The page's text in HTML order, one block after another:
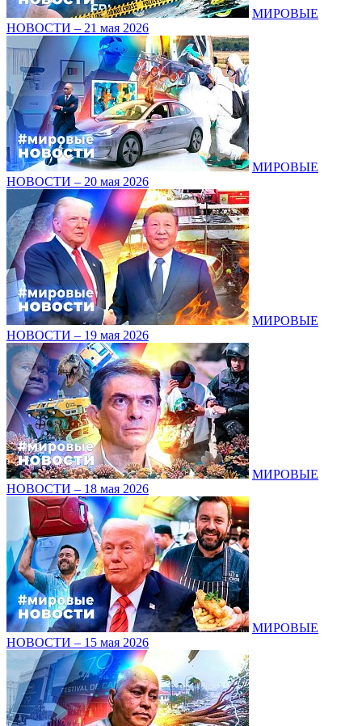
МИРОВЫЕ
НОВОСТИ – 21 мая 2026
МИРОВЫЕ
НОВОСТИ – 20 мая 2026
МИРОВЫЕ
НОВОСТИ – 19 мая 2026
МИРОВЫЕ
НОВОСТИ – 18 мая 2026
МИРОВЫЕ
НОВОСТИ – 15 мая 2026